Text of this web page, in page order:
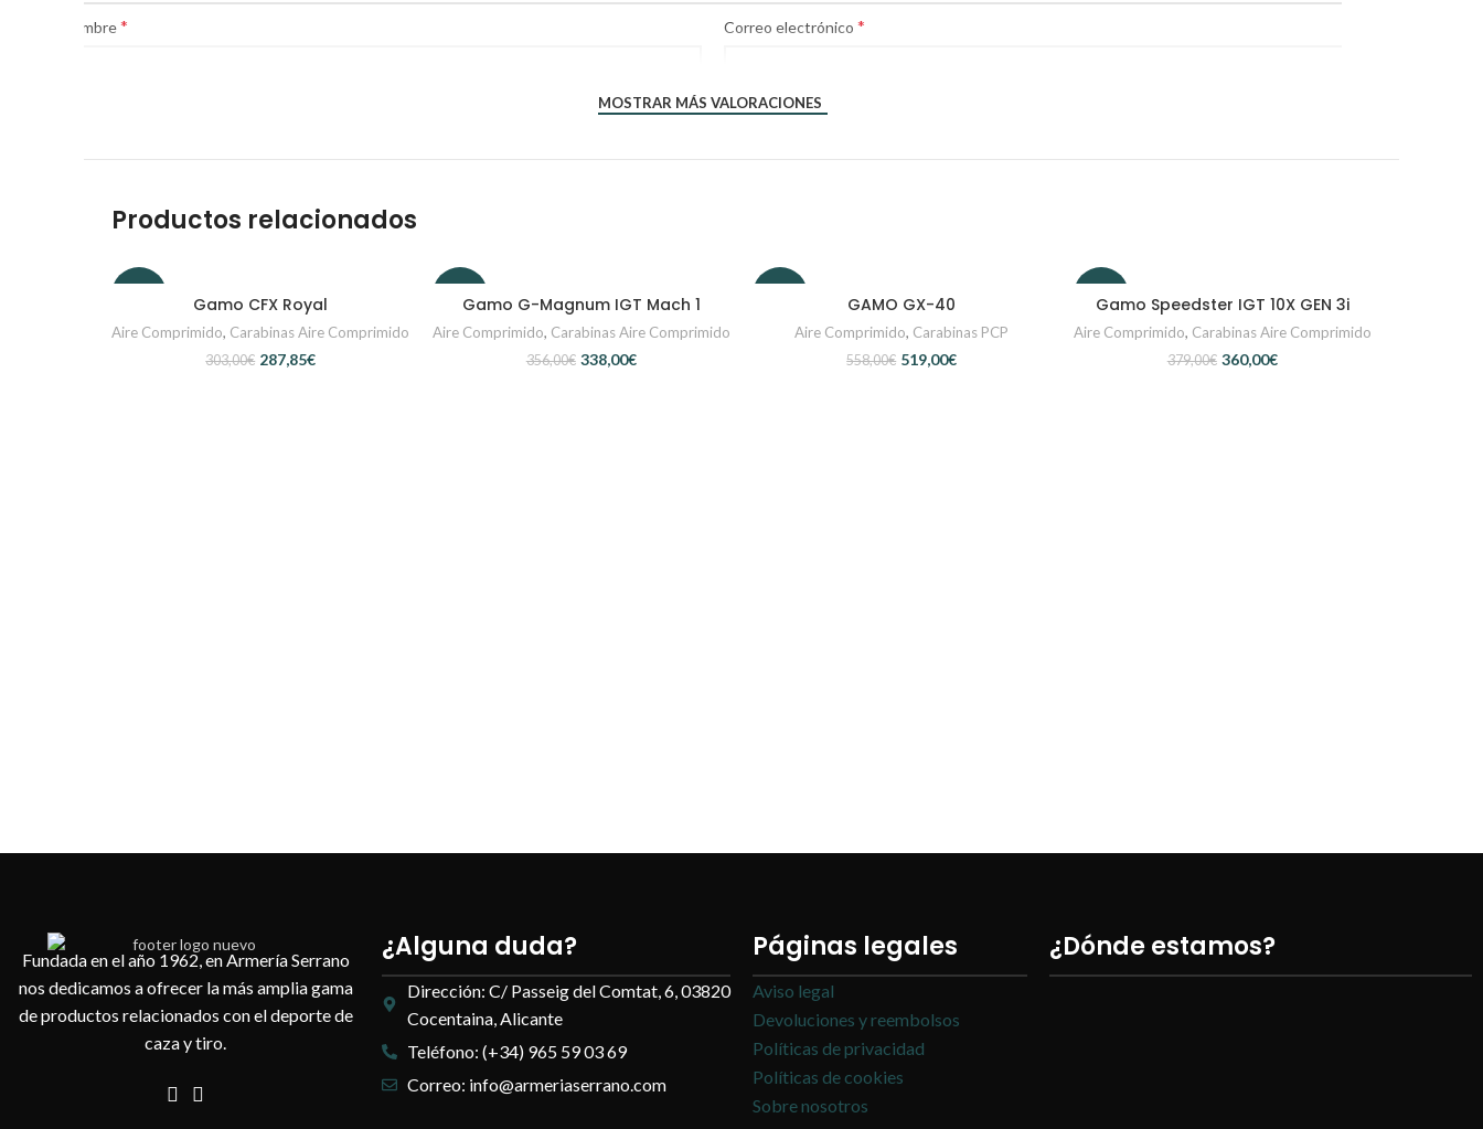
Nombre* Correo electrónico *
MOSTRAR MÁS VALORACIONES
Productos relacionados
SELECCIONAR OPCIONES
Gamo CFX Royal
Aire Comprimido, Carabinas Aire Comprimido
303,00€ 287,85€
-5%
SELECCIONAR OPCIONES
Gamo G-Magnum IGT Mach 1
Aire Comprimido, Carabinas Aire Comprimido
356,00€ 338,00€
SELECCIONAR OPCIONES
GAMO GX-40
Aire Comprimido, Carabinas PCP
558,00€ 519,00€
-5%
SELECCIONAR OPCIONES
Gamo Speedster IGT 10X GEN 3i
Aire Comprimido, Carabinas Aire Comprimido
379,00€ 360,00€
Fundada en el año 1962, en Armería Serrano
nos dedicamos a ofrecer la más amplia gama
de productos relacionados con el deporte de
caza y tiro.
¿Alguna duda?
Dirección: C/ Passeig del Comtat, 6, 03820
Cocentaina, Alicante
Teléfono: (+34) 965 59 03 69
Correo: info@armeriaserrano.com
Páginas legales
Aviso legal
Devoluciones y reembolsos
Políticas de privacidad
Políticas de cookies
Sobre nosotros
¿Dónde estamos?